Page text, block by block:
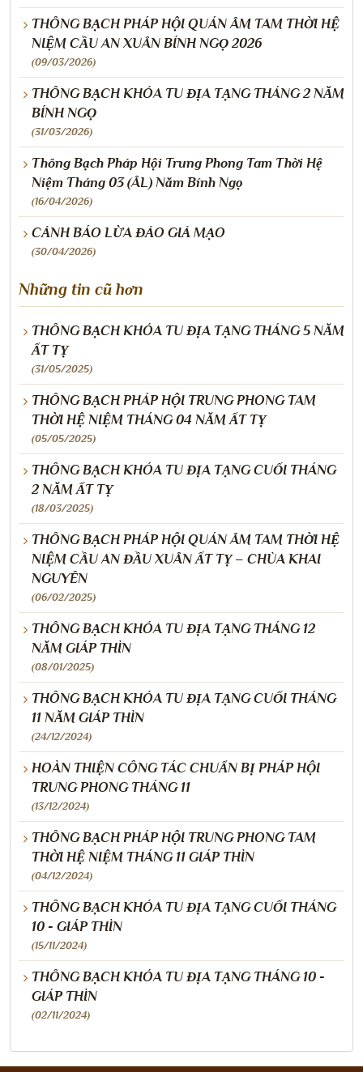
THÔNG BẠCH PHÁP HỘI QUÁN ÂM TAM THỜI HỆ
NIỆM CẦU AN XUÂN BÍNH NGỌ 2026
(09/03/2026)
THÔNG BẠCH KHÓA TU ĐỊA TẠNG THÁNG 2 NĂM
BÍNH NGỌ
(31/03/2026)
Thông Bạch Pháp Hội Trung Phong Tam Thời Hệ
Niệm Tháng 03 (ÂL) Năm Bính Ngọ
(16/04/2026)
CẢNH BÁO LỪA ĐẢO GIẢ MẠO
(30/04/2026)
Những tin cũ hơn
THÔNG BẠCH KHÓA TU ĐỊA TẠNG THÁNG 5 NĂM
ẤT TỴ
(31/05/2025)
THÔNG BẠCH PHÁP HỘI TRUNG PHONG TAM
THỜI HỆ NIỆM THÁNG 04 NĂM ẤT TỴ
(05/05/2025)
THÔNG BẠCH KHÓA TU ĐỊA TẠNG CUỐI THÁNG
2 NĂM ẤT TỴ
(18/03/2025)
THÔNG BẠCH PHÁP HỘI QUÁN ÂM TAM THỜI HỆ
NIỆM CẦU AN ĐẦU XUÂN ẤT TỴ – CHÙA KHAI
NGUYÊN
(06/02/2025)
THÔNG BẠCH KHÓA TU ĐỊA TẠNG THÁNG 12
NĂM GIÁP THÌN
(08/01/2025)
THÔNG BẠCH KHÓA TU ĐỊA TẠNG CUỐI THÁNG
11 NĂM GIÁP THÌN
(24/12/2024)
HOÀN THIỆN CÔNG TÁC CHUẨN BỊ PHÁP HỘI
TRUNG PHONG THÁNG 11
(13/12/2024)
THÔNG BẠCH PHÁP HỘI TRUNG PHONG TAM
THỜI HỆ NIỆM THÁNG 11 GIÁP THÌN
(04/12/2024)
THÔNG BẠCH KHÓA TU ĐỊA TẠNG CUỐI THÁNG
10 - GIÁP THÌN
(15/11/2024)
THÔNG BẠCH KHÓA TU ĐỊA TẠNG THÁNG 10 -
GIÁP THÌN
(02/11/2024)